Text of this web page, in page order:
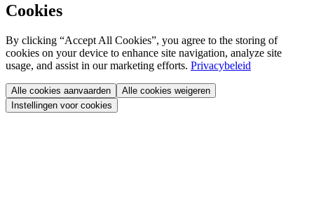
Cookies
By clicking “Accept All Cookies”, you agree to the storing of
cookies on your device to enhance site navigation, analyze site
usage, and assist in our marketing efforts. Privacybeleid
Alle cookies aanvaarden
Alle cookies weigeren
Instellingen voor cookies